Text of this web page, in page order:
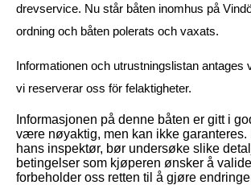
drevservice. Nu står båten inomhus på
ordning och båten polerats och vaxats.
Informationen och utrustningslistan antages
vi reserverar oss för felaktigheter.
Informasjonen på denne båten er gitt i
være nøyaktig, men kan ikke garanteres.
hans inspektør, bør undersøke slike
betingelser som kjøperen ønsker å
forbeholder oss retten til å gjøre